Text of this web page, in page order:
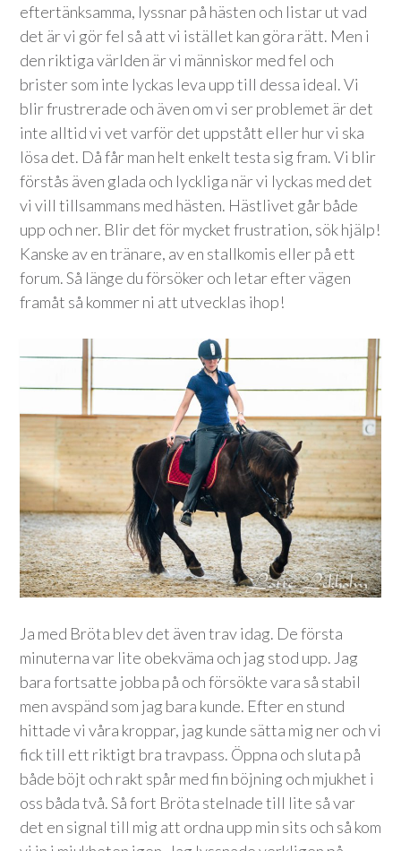
eftertänksamma, lyssnar på hästen och listar ut vad
det är vi gör fel så att vi istället kan göra rätt. Men i
den riktiga världen är vi människor med fel och
brister som inte lyckas leva upp till dessa ideal. Vi
blir frustrerade och även om vi ser problemet är det
inte alltid vi vet varför det uppstått eller hur vi ska
lösa det. Då får man helt enkelt testa sig fram. Vi blir
förstås även glada och lyckliga när vi lyckas med det
vi vill tillsammans med hästen. Hästlivet går både
upp och ner. Blir det för mycket frustration, sök hjälp!
Kanske av en tränare, av en stallkomis eller på ett
forum. Så länge du försöker och letar efter vägen
framåt så kommer ni att utvecklas ihop!
Ja med Bröta blev det även trav idag. De första
minuterna var lite obekväma och jag stod upp. Jag
bara fortsatte jobba på och försökte vara så stabil
men avspänd som jag bara kunde. Efter en stund
hittade vi våra kroppar, jag kunde sätta mig ner och vi
fick till ett riktigt bra travpass. Öppna och sluta på
både böjt och rakt spår med fin böjning och mjukhet i
oss båda två. Så fort Bröta stelnade till lite så var
det en signal till mig att ordna upp min sits och så kom